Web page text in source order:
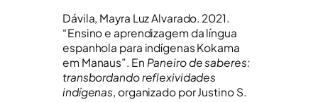
Dávila, Mayra Luz Alvarado. 2021.
“Ensino e aprendizagem da língua
espanhola para indígenas Kokama
em Manaus”. En Paneiro de saberes:
transbordando reflexividades
indígenas, organizado por Justino S.